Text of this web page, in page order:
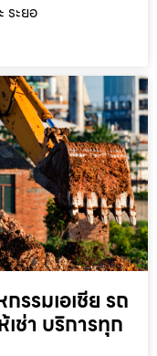
ระยอ
รรมเอเชีย รถ
เช่า บริการทุก